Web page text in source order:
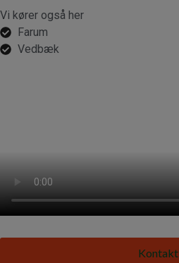
Vi kører også her
Farum
Vedbæk
Kontakt